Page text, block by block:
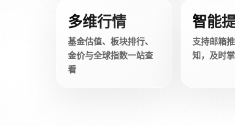
多维行情
基金估值、板块排行、
金价与全球指数一站查
看
智能
支持邮箱
知，及时